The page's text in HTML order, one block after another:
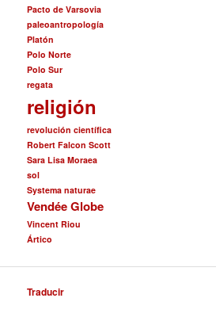
Pacto de Varsovia
paleoantropología
Platón
Polo Norte
Polo Sur
regata
religión
revolución científica
Robert Falcon Scott
Sara Lisa Moraea
sol
Systema naturae
Vendée Globe
Vincent Riou
Ártico
Traducir